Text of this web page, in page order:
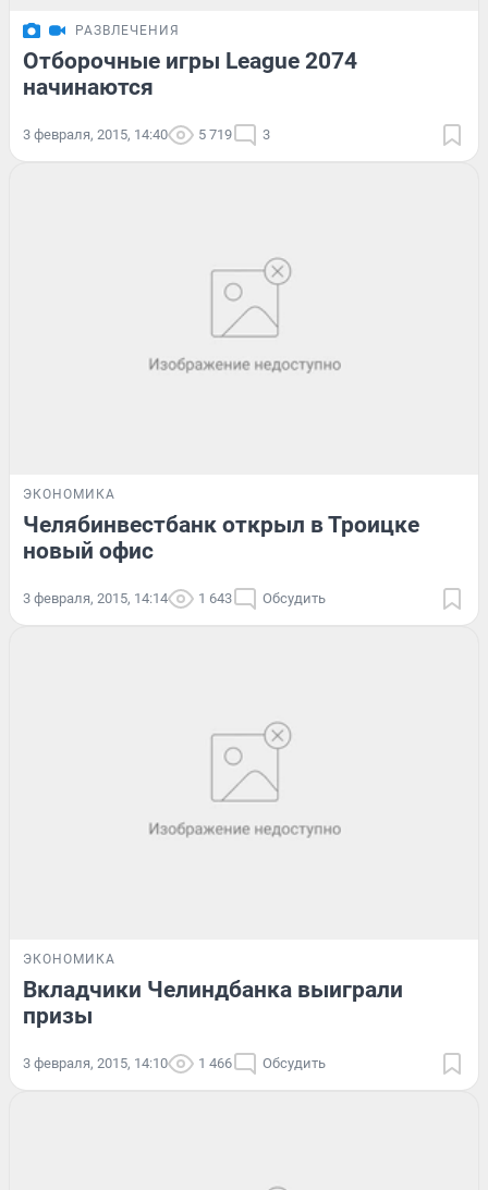
РАЗВЛЕЧЕНИЯ
Отборочные игры League 2074
начинаются
3 февраля, 2015, 14:40 5 719 3
ЭКОНОМИКА
Челябинвестбанк открыл в Троицке
новый офис
3 февраля, 2015, 14:14 1 643 Обсудить
ЭКОНОМИКА
Вкладчики Челиндбанка выиграли
призы
3 февраля, 2015, 14:10 1 466 Обсудить